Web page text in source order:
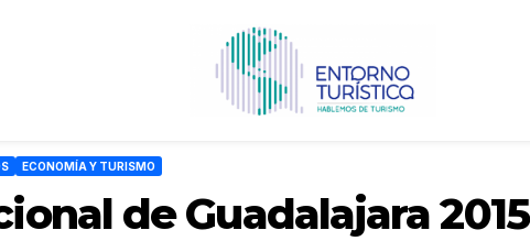
ECONOMÍA Y TURISMO
de Guadalajara 2015